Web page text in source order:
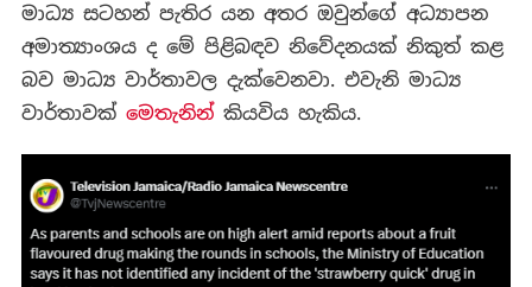
මාධ්‍ය සටහන් පැතිර යන ‍අතර ඔවුන්ගේ අධ්‍යාපන
අමාත්‍යාංශය ද මේ පිළිබඳව නිවේදනයක් නිකුත් කළ
බව මාධ්‍ය වාර්තාවල දැක්වෙනවා. එවැනි මාධ්‍ය
වාර්තාවක් මෙතැනින්කියවිය හැකිය.